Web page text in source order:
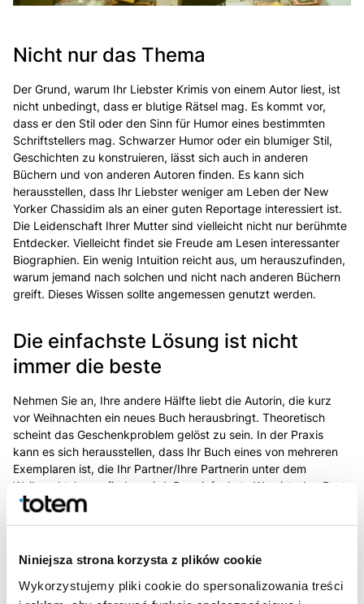
Niniejsza strona korzysta z plików cookie
Wykorzystujemy pliki cookie do spersonalizowania treści
Nicht nur das Thema
Der Grund, warum Ihr Liebster Krimis von einem Autor liest, ist
nicht unbedingt, dass er blutige Rätsel mag. Es kommt vor,
dass er den Stil oder den Sinn für Humor eines bestimmten
Schriftstellers mag. Schwarzer Humor oder ein blumiger Stil,
Geschichten zu konstruieren, lässt sich auch in anderen
Büchern und von anderen Autoren finden. Es kann sich
herausstellen, dass Ihr Liebster weniger am Leben der New
Yorker Chassidim als an einer guten Reportage interessiert ist.
Die Leidenschaft Ihrer Mutter sind vielleicht nicht nur berühmte
Entdecker. Vielleicht findet sie Freude am Lesen interessanter
Biographien. Ein wenig Intuition reicht aus, um herauszufinden,
warum jemand nach solchen und nicht nach anderen Büchern
greift. Dieses Wissen sollte angemessen genutzt werden.
Die einfachste Lösung ist nicht
immer die beste
Nehmen Sie an, Ihre andere Hälfte liebt die Autorin, die kurz
vor Weihnachten ein neues Buch herausbringt. Theoretisch
scheint das Geschenkproblem gelöst zu sein. In der Praxis
kann es sich herausstellen, dass Ihr Buch eines von mehreren
Exemplaren ist, die Ihr Partner/Ihre Partnerin unter dem
Weihnachtsbaum finden wird. Der einfachste Weg ist, den Rest
der Familie über Ihre Geschenkpläne zu informieren. Sie